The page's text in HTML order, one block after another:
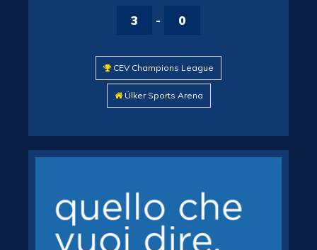
3 - 0
CEV Champions League
Ülker Sports Arena